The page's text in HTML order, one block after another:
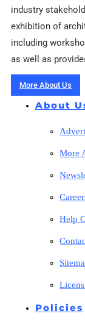
industry
exhibition of
including
as well as
More About Us
About
More
Help
Policies